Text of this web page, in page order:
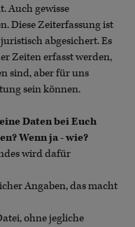
Auch gewisse
Diese Zeiterfassung ist
abgesichert. Es
Zeiten erfasst werden,
sind, aber für uns
sein können.
Daten bei Euch
Wenn ja - wie?
wird dafür
Angaben, das macht
ohne jegliche